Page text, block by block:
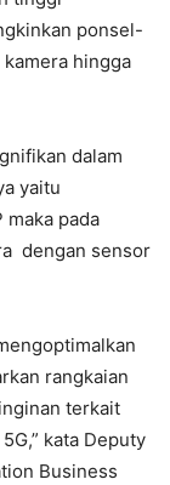
ponsel-
hingga
dalam
yaitu
maka pada
dengan sensor
rangkaian
terkait
kata Deputy
Business